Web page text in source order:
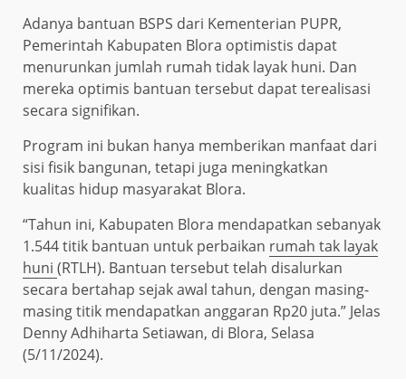
Adanya bantuan BSPS dari Kementerian PUPR,
Pemerintah Kabupaten Blora optimistis dapat
menurunkan jumlah rumah tidak layak huni. Dan
mereka optimis bantuan tersebut dapat terealisasi
secara signifikan.
Program ini bukan hanya memberikan manfaat dari
sisi fisik bangunan, tetapi juga meningkatkan
kualitas hidup masyarakat Blora.
“Tahun ini, Kabupaten Blora mendapatkan sebanyak
1.544 titik bantuan untuk perbaikan rumah tak layak
huni (RTLH). Bantuan tersebut telah disalurkan
secara bertahap sejak awal tahun, dengan masing-
masing titik mendapatkan anggaran Rp20 juta.” Jelas
Denny Adhiharta Setiawan, di Blora, Selasa
(5/11/2024).